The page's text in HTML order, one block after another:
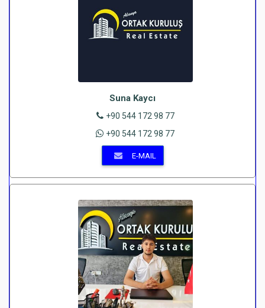
Suna Kaycı
+90 544 172 98 77
+90 544 172 98 77
E-MAIL